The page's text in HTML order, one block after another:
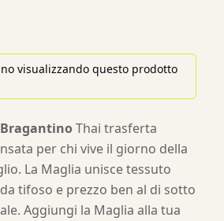
visualizzando questo prodotto
Thai trasferta
per chi vive il giorno della
La Maglia unisce tessuto
tifoso e prezzo ben al di sotto
Aggiungi la Maglia alla tua